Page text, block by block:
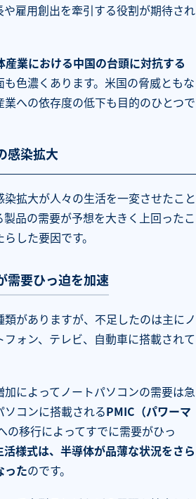
雇用創出を牽引する役割が期待され
産業における中国の台頭に対抗する
も色濃くあります。米国の脅威ともな
への依存度の低下も目的のひとつで
感染拡大
拡大が人々の生活を一変させたこと
品の需要が予想を大きく上回ったこ
した要因です。
需要ひっ迫を加速
がありますが、不足したのは主にノ
ォン、テレビ、自動車に搭載されて
によってノートパソコンの需要は急
コンに搭載されるPMIC（パワーマ
の移行によってすでに需要がひっ
様式は、半導体が品薄な状況をさら
ったのです。